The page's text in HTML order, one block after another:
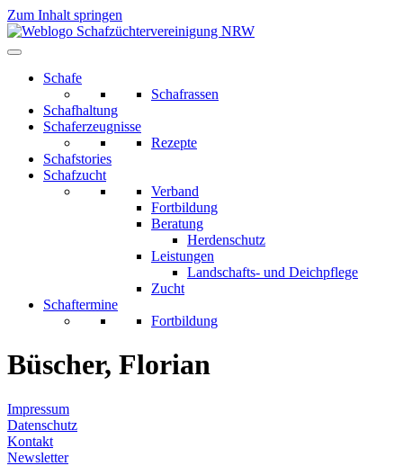
Zum Inhalt springen
Schafe
Schafrassen
Schafhaltung
Schaferzeugnisse
Rezepte
Schafstories
Schafzucht
Verband
Fortbildung
Beratung
Herdenschutz
Leistungen
Landschafts- und Deichpflege
Zucht
Schaftermine
Fortbildung
Büscher, Florian
Impressum
Datenschutz
Kontakt
Newsletter